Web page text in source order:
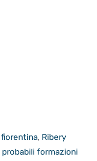
fiorentina, Ribery
probabili formazioni